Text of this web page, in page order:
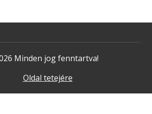
Minden jog fenntartva!
Oldal tetejére